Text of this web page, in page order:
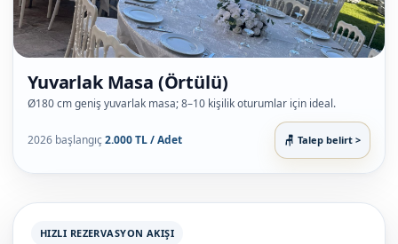
Yuvarlak Masa (Örtülü)
Ø180 cm geniş yuvarlak masa; 8–10 kişilik oturumlar için ideal.
2026 başlangıç2.000 TL / Adet Talep belirt >
HIZLI REZERVASYON AKIŞI